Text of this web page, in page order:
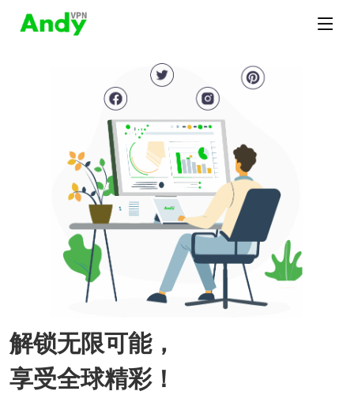
解锁无限可能，
享受全球精彩！